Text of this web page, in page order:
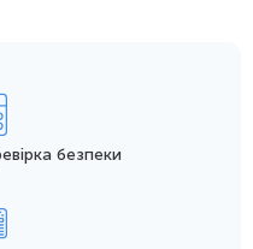
безпеки